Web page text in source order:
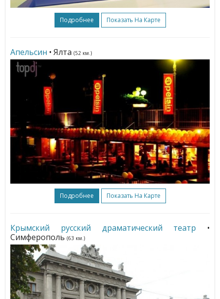
Подробнее Показать На Карте
Апельсин • Ялта (52 км.)
Подробнее Показать На Карте
Крымский русский драматический театр
•
Симферополь (63 км.)